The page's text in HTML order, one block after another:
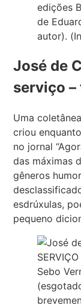
edições
de
autor).
José de
serviço
Uma
criou
no jornal
das máximas
gêneros
esdrúxulas,
pequeno
Sebo